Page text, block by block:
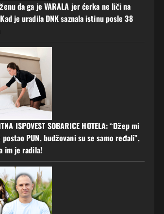
da ga je VARALA jer ćerka ne liči na
je uradila DNK saznala istinu posle 38
ISPOVEST SOBARICE HOTELA: “Džep mi
postao PUN, budžovani su se samo ređali”,
im je radila!